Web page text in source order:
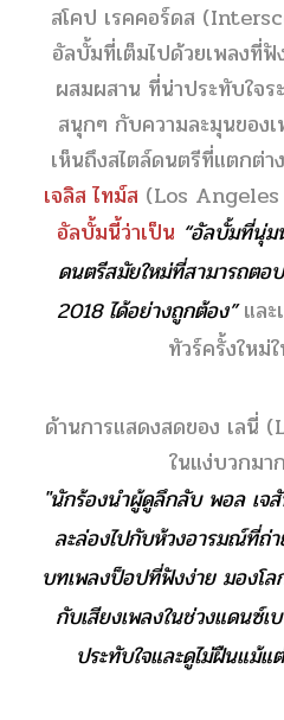
สโคป เรคคอร์ดส
อัลบั้มที่เต็มไปด้วยเพลงที่
ผสมผสาน ที่น่าประทับใจ
สนุกๆ กับความละมุนของ
เห็นถึงสไตล์ดนตรีที่แตกต่าง
เจลิส ไทม์ส (Los
อัลบั้มนี้ว่าเป็น “อัลบั้มที่นุ่ม
ดนตรีสมัยใหม่ที่สามารถตอ
2018 ได้อย่างถูกต้อง”และ
ทัวร์ครั้งใหม่
ด้านการแสดงสดของ เลนี่
ในแง่บวกมา
"นักร้องนำผู้ดูลึกลับ พอล เจ
ละล่องไปกับห้วงอารมณ์ที่ถ่
บทเพลงป็อปที่ฟังง่าย มองโล
กับเสียงเพลงในช่วงแดนซ์เ
ประทับใจและดูไม่ฝืนแม้แ